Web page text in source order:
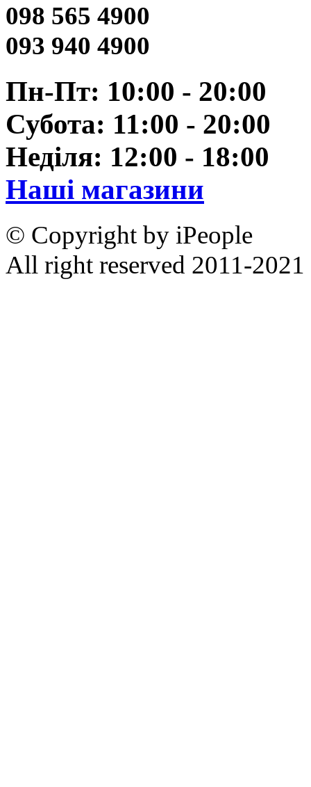
098 565 4900
093 940 4900
Пн-Пт: 10:00 - 20:00
Субота: 11:00 - 20:00
Неділя: 12:00 - 18:00
Наші магазини
© Copyright by iPeople
All right reserved 2011-2021